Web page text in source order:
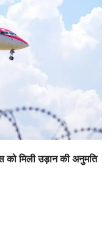
को मिली उड़ान की अनुमति